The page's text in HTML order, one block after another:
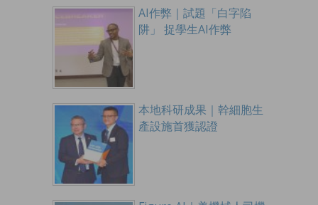
AI作弊｜試題「白字陷
阱」 捉學生AI作弊
本地科研成果｜幹細胞生
產設施首獲認證